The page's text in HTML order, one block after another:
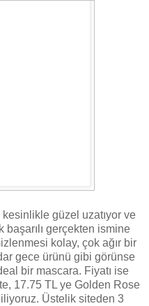
güzel uzatıyor ve
başarılı gerçekten ismine
kolay, çok ağır bir
gece ürünü gibi görünse
bir mascara. Fiyatı ise
17.75 TL ye Golden Rose
Üstelik siteden 3